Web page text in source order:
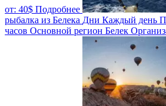
от: 40$ Подробнее
рыбалка из Белека Дни Каждый день
часов Основной регион Белек